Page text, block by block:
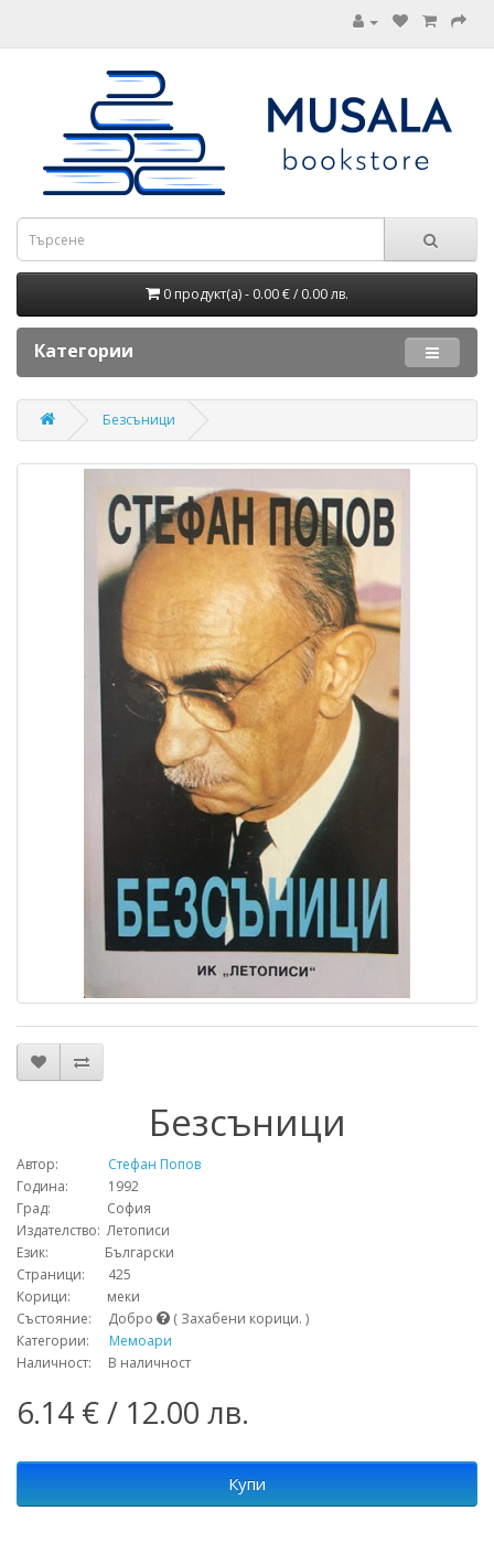
0 продукт(а) - 0.00 € / 0.00 лв.
Категории
Безсъници
Безсъници
Автор:
Стефан Попов
Година: 1992
Град: София
Издателство: Летописи
Език: Български
Страници: 425
Корици: меки
Състояние: Добро
( Захабени корици. )
Категории: Мемоари
Наличност: В наличност
6.14 € / 12.00 лв.
Купи